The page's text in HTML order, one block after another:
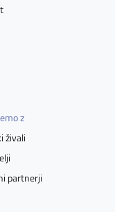
z
živali
partnerji